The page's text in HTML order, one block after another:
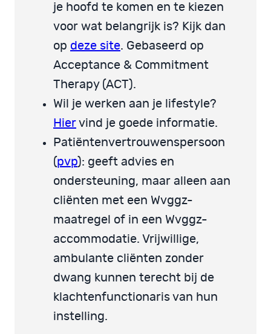
je hoofd te komen en te kiezen
voor wat belangrijk is? Kijk dan
op deze site. Gebaseerd op
Acceptance & Commitment
Therapy (ACT).
Wil je werken aan je lifestyle?
Hier vind je goede informatie.
Patiëntenvertrouwenspersoon
(pvp): geeft advies en
ondersteuning, maar alleen aan
cliënten met een Wvggz-
maatregel of in een Wvggz-
accommodatie. Vrijwillige,
ambulante cliënten zonder
dwang kunnen terecht bij de
klachtenfunctionaris van hun
instelling.